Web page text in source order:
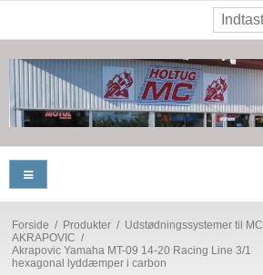
Forside / Produkter / Udstødningssystemer til MC
AKRAPOVIC /
Akrapovic Yamaha MT-09 14-20 Racing Line 3/1
hexagonal lyddæmper i carbon